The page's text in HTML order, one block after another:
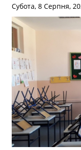
Субота, 8 Серпня,